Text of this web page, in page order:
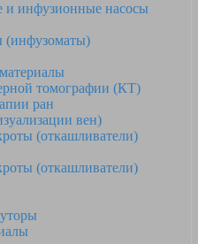
и инфузионные насосы
(инфузоматы)
томографии (КТ)
ран
вен)
(откашливатели)
(откашливатели)